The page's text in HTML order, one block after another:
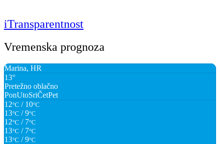
iTransparentnost
Vremenska prognoza
Marina, HR
13°
Pretežno oblačno
PonUtoSriČetPet
12°C / 10°C
13°C / 9°C
12°C / 7°C
13°C / 7°C
13°C / 9°C